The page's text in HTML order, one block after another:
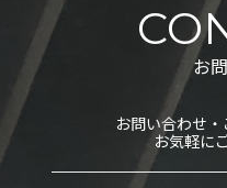
お
お問い合わせ・
お気軽に